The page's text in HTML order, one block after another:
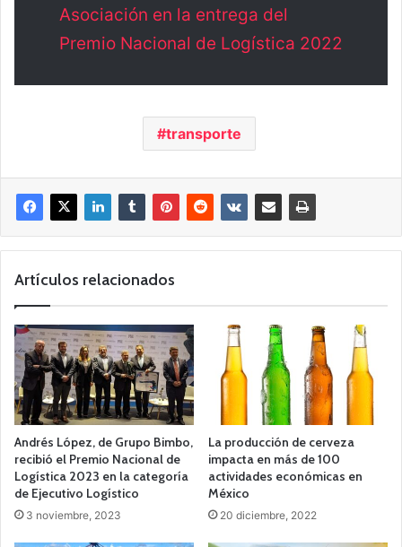
Asociación en la entrega del
Premio Nacional de Logística 2022
transporte
Artículos relacionados
Andrés López, de Grupo Bimbo,
recibió el Premio Nacional de
Logística 2023 en la categoría
de Ejecutivo Logístico
3 noviembre, 2023
La producción de cerveza
impacta en más de 100
actividades económicas en
México
20 diciembre, 2022